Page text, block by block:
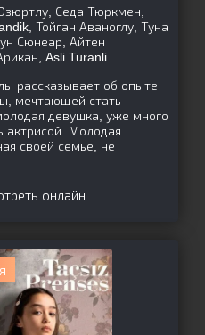
Седа Тюркмен,
Тойган Аваноглу, Туна
Сюнеар, Айтен
Asli Turanli
рассказывает об опыте
мечтающей стать
девушка, уже много
актрисой. Молодая
своей семье, не
онлайн